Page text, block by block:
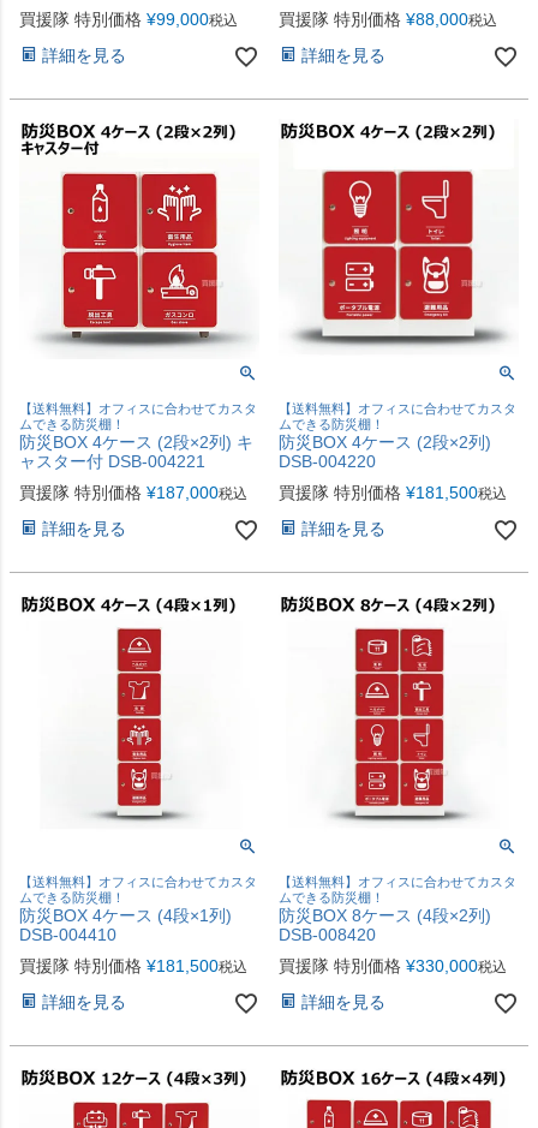
買援隊 特別価格 ¥99,000税込
詳細を見る
買援隊 特別価格 ¥88,000税込
詳細を見る
【送料無料】オフィスに合わせてカスタ
ムできる防災棚！
防災BOX 4ケース (2段×2列) キ
ャスター付 DSB-004221
買援隊 特別価格 ¥187,000税込
詳細を見る
【送料無料】オフィスに合わせてカスタ
ムできる防災棚！
防災BOX 4ケース (2段×2列)
DSB-004220
買援隊 特別価格 ¥181,500税込
詳細を見る
【送料無料】オフィスに合わせてカスタ
ムできる防災棚！
防災BOX 4ケース (4段×1列)
DSB-004410
買援隊 特別価格 ¥181,500税込
詳細を見る
【送料無料】オフィスに合わせてカスタ
ムできる防災棚！
防災BOX 8ケース (4段×2列)
DSB-008420
買援隊 特別価格 ¥330,000税込
詳細を見る